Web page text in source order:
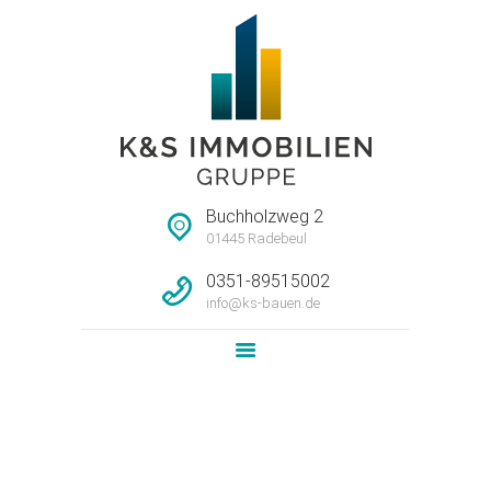
Buchholzweg 2
01445 Radebeul
0351-89515002
info@ks-bauen.de
STARTSEITE
HAUSMEISTERSERVI
UNTERNEHMEN
IMMOBILIEN
LEISTUNG
NEWS